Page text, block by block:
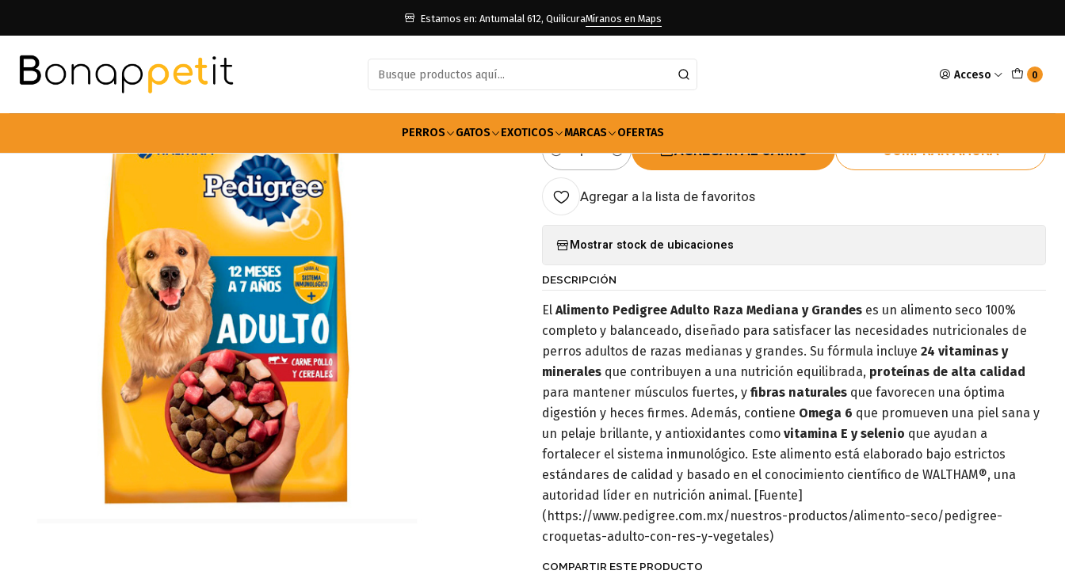
Acceso 0
PERROS GATOS EXOTICOS MARCAS OFERTAS
Estamos en: Antumalal 612, QuilicuraMíranos en Maps
Adulto Raza Mediana y Grande Alimento Pedigree Adulto Raza Mediana Y Grandes 21kg
Alimento Pedigree Adulto Raza Mediana
Y Grandes 21kg
Cantidad
AGREGAR AL CARRO COMPRAR AHORA
Agregar a la lista de favoritos
Mostrar stock de ubicaciones
DESCRIPCIÓN
El Alimento Pedigree Adulto Raza Mediana y Grandes es un alimento seco 100%
completo y balanceado, diseñado para satisfacer las necesidades nutricionales de
perros adultos de razas medianas y grandes. Su fórmula incluye 24 vitaminas y
minerales que contribuyen a una nutrición equilibrada, proteínas de alta calidad
para mantener músculos fuertes, y fibras naturales que favorecen una óptima
digestión y heces firmes. Además, contiene Omega 6 que promueven una piel sana y
un pelaje brillante, y antioxidantes como vitamina E y selenio que ayudan a
fortalecer el sistema inmunológico. Este alimento está elaborado bajo estrictos
estándares de calidad y basado en el conocimiento científico de WALTHAM®, una
autoridad líder en nutrición animal. [Fuente]
(https://www.pedigree.com.mx/nuestros-productos/alimento-seco/pedigree-
croquetas-adulto-con-res-y-vegetales)
COMPARTIR ESTE PRODUCTO